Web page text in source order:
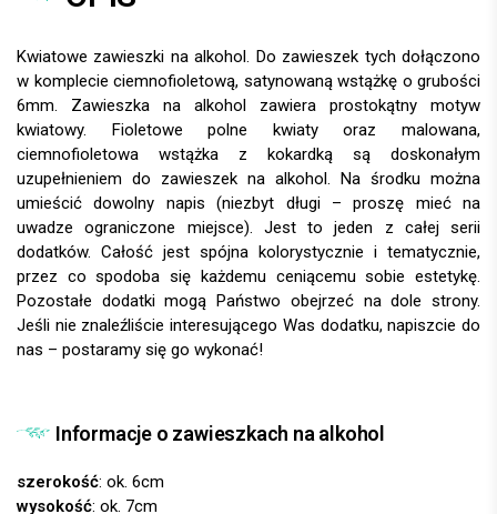
Kwiatowe zawieszki na alkohol. Do zawieszek tych dołączono
w komplecie ciemnofioletową, satynowaną wstążkę o grubości
6mm. Zawieszka na alkohol zawiera prostokątny motyw
kwiatowy. Fioletowe polne kwiaty oraz malowana,
ciemnofioletowa wstążka z kokardką są doskonałym
uzupełnieniem do zawieszek na alkohol. Na środku można
umieścić dowolny napis (niezbyt długi – proszę mieć na
uwadze ograniczone miejsce). Jest to jeden z całej serii
dodatków. Całość jest spójna kolorystycznie i tematycznie,
przez co spodoba się każdemu ceniącemu sobie estetykę.
Pozostałe dodatki mogą Państwo obejrzeć na dole strony.
Jeśli nie znaleźliście interesującego Was dodatku, napiszcie do
nas – postaramy się go wykonać!
Informacje o zawieszkach na alkohol
szerokość: ok. 6cm
wysokość: ok. 7cm